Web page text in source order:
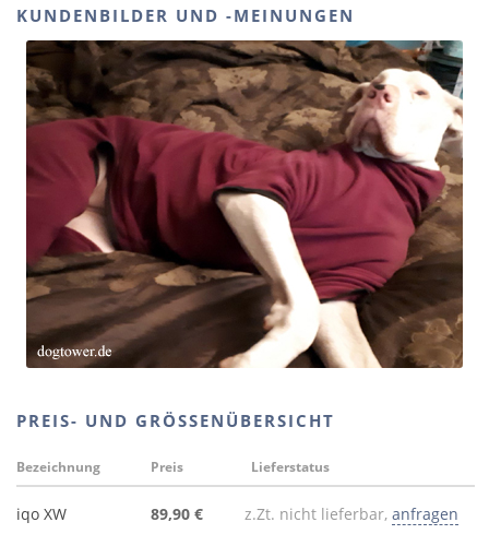
KUNDENBILDER UND -MEINUNGEN
PREIS- UND GRÖSSENÜBERSICHT
Bezeichnung Preis Lieferstatus
iqo XW
89,90 € z.Zt. nicht lieferbar, anfragen